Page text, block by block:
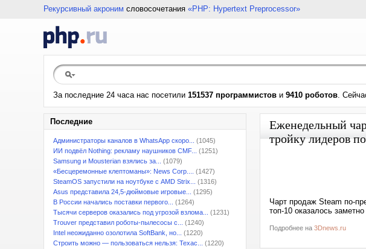
Рекурсивный акроним словосочетания «PHP: Hypertext Preprocessor»
За последние 24 часа нас посетили 151537 программистов и 9410 роботов.
Последние
Администраторы каналов в WhatsApp скоро...
(1045)
ИИ подвёл Nothing: рекламу наушников CMF...
(1251)
Samsung и Mousterian взялись за...
(1079)
«Бесцеремонные клептоманы»: News Corp....
(1427)
SteamOS запустили на ноутбуке с AMD Strix...
(1316)
Asus представила 24,5-дюймовые игровые...
(1295)
В России начались поставки первого...
(1264)
Тысячи серверов оказались под угрозой взлома...
(1231)
Trouver представил роботы-пылесосы с...
(1240)
Intel неожиданно озолотила SoftBank, но...
(1220)
Строить можно — пользоваться нельзя: Техас...
(1220)
Еженедельный
тройку лидеров
Чарт продаж Steam по-
топ-10 оказалось
Подробнее на 3Dnews.ru